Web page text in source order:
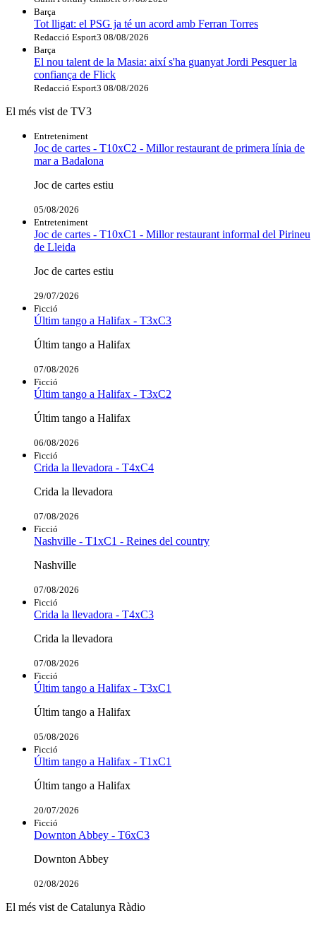
Barça
Tot lligat: el PSG ja té un acord amb Ferran Torres
Redacció Esport3 08/08/2026
Barça
El nou talent de la Masia: així s'ha guanyat Jordi Pesquer la
confiança de Flick
Redacció Esport3 08/08/2026
El més vist de TV3
Entreteniment
Joc de cartes - T10xC2 - Millor restaurant de primera línia de
mar a Badalona
Joc de cartes estiu
05/08/2026
Entreteniment
Joc de cartes - T10xC1 - Millor restaurant informal del Pirineu
de Lleida
Joc de cartes estiu
29/07/2026
Ficció
Últim tango a Halifax - T3xC3
Últim tango a Halifax
07/08/2026
Ficció
Últim tango a Halifax - T3xC2
Últim tango a Halifax
06/08/2026
Ficció
Crida la llevadora - T4xC4
Crida la llevadora
07/08/2026
Ficció
Nashville - T1xC1 - Reines del country
Nashville
07/08/2026
Ficció
Crida la llevadora - T4xC3
Crida la llevadora
07/08/2026
Ficció
Últim tango a Halifax - T3xC1
Últim tango a Halifax
05/08/2026
Ficció
Últim tango a Halifax - T1xC1
Últim tango a Halifax
20/07/2026
Ficció
Downton Abbey - T6xC3
Downton Abbey
02/08/2026
El més vist de Catalunya Ràdio